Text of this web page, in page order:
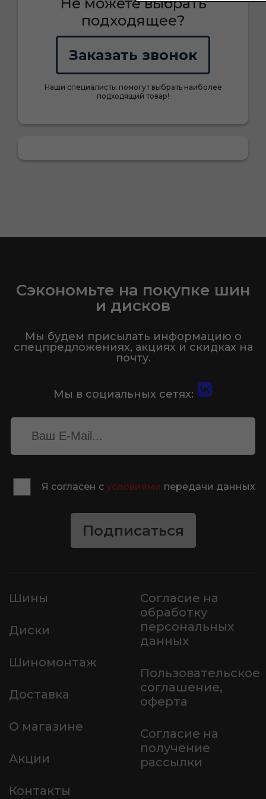
подходящее?
Заказать звонок
Наши специалисты помогут выбрать наиболее
подходящий товар!
Сэкономьте на покупке шин
и дисков
Мы будем присылать информацию о
спецпредложениях, акциях и скидках на
почту.
Мы в социальных сетях:
Я согласен с условиями передачи данных
Подписаться
Шины
Диски
Шиномонтаж
Доставка
О магазине
Акции
Контакты
Согласие на
обработку
персональных
данных
Пользовательское
соглашение,
оферта
Согласие на
получение
рассылки